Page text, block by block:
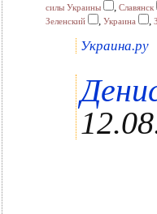
силы Украины
, Славянск
Зеленский
, Украина ,
Украина.ру